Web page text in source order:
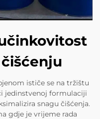
ističe se na tržištu
jedinstvenoj formulaciji
snagu čišćenja.
gdje je vrijeme rada